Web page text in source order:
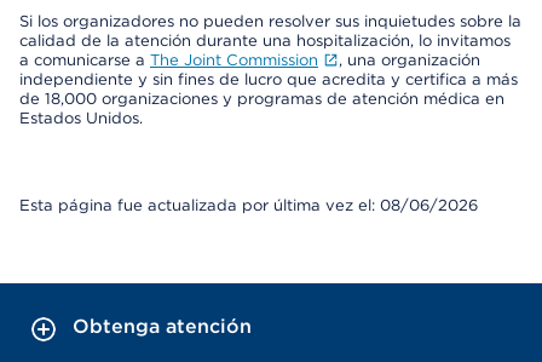
Si los organizadores no pueden resolver sus inquietudes sobre la
calidad de la atención durante una hospitalización, lo invitamos
a comunicarse a The Joint Commission
, una organización
independiente y sin fines de lucro que acredita y certifica a más
de 18,000 organizaciones y programas de atención médica en
Estados Unidos.
Esta página fue actualizada por última vez el: 08/06/2026
Obtenga atención